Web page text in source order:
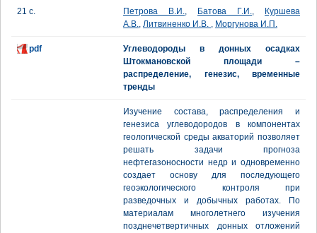
21 с. Петрова В.И., Батова Г.И.,
Куршева
А.В., Литвиненко И.В. , Моргунова И.П.
pdf
Углеводороды в донных осадках
Штокмановской площади –
распределение, генезис, временные
тренды
Изучение состава, распределения и
генезиса углеводородов в компонентах
геологической среды акваторий позволяет
решать задачи прогноза
нефтегазоносности недр и одновременно
создает основу для последующего
геоэкологического контроля при
разведочных и добычных работах. По
материалам многолетнего изучения
позднечетвертичных донных отложений